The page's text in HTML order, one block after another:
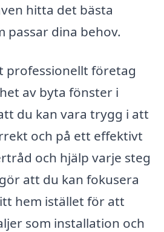
hitta det bästa
passar dina behov.
professionellt företag
av byta fönster i
du kan vara trygg i att
och på ett effektivt
och hjälp varje steg
att du kan fokusera
hem istället för att
som installation och